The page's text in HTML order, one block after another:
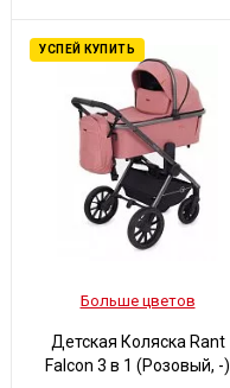
Больше цветов
Детская Коляска Rant
Falcon 3 в 1 (Розовый, -)
УСПЕЙ КУПИТЬ